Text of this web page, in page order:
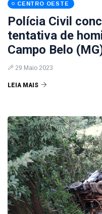
CENTRO OESTE
Polícia Civil
tentativa de
Campo Belo
29 Maio 2023
LEIA MAIS